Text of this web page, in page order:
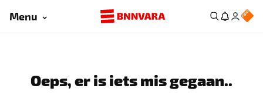
Menu
Oeps, er is iets mis gegaan..